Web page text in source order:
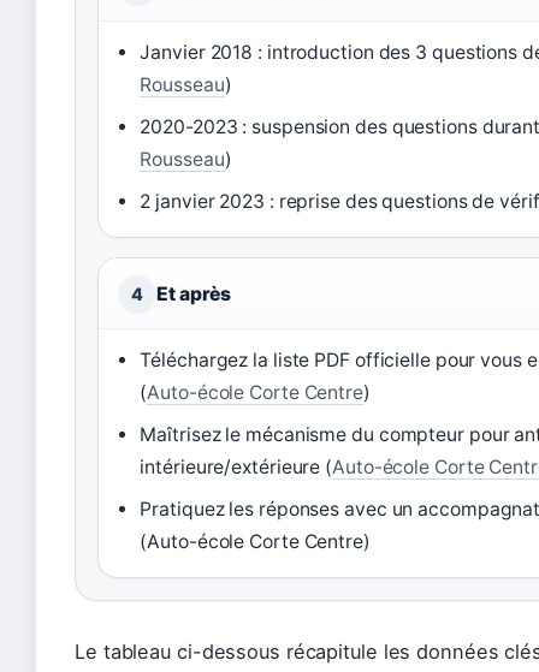
Janvier 2018 : introduction des 3 questions
Rousseau)
2020-2023 : suspension des questions
Rousseau)
2 janvier 2023 : reprise des questions de
4 Et après
Téléchargez la liste PDF officielle pour vous
(Auto-école Corte Centre)
Maîtrisez le mécanisme du compteur pour
intérieure/extérieure (Auto-école Corte
Pratiquez les réponses avec un
(Auto-école Corte Centre)
Le tableau ci-dessous récapitule les données